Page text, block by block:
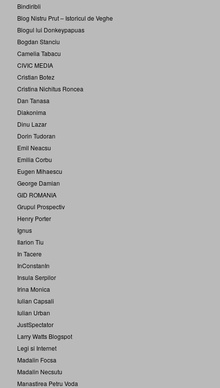
Bindiribli
Blog Nistru Prut – Istoricul de Veghe
Blogul lui Donkeypapuas
Bogdan Stanciu
Camelia Tabacu
CIVIC MEDIA
Cristian Botez
Cristina Nichitus Roncea
Dan Tanasa
Diakonima
Dinu Lazar
Dorin Tudoran
Emil Neacsu
Emilia Corbu
Eugen Mihaescu
George Damian
GID ROMANIA
Grupul Prospectiv
Henry Porter
Ignus
Ilarion Tiu
In Tacere
InConstanIn
Insula Serpilor
Irina Monica
Iulian Capsali
Iulian Urban
JustSpectator
Larry Watts Blogspot
Legi si Internet
Madalin Focsa
Madalin Necsutu
Manastirea Petru Voda